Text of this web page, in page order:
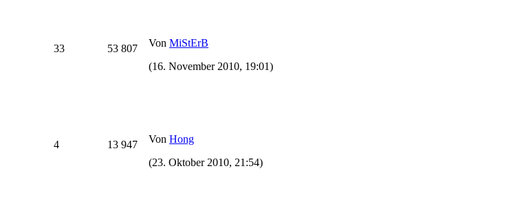
33 53 807 Von MiStErB
(16. November 2010, 19:01)
4 13 947 Von Hong
(23. Oktober 2010, 21:54)